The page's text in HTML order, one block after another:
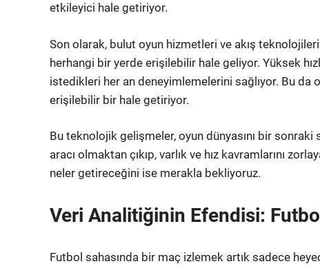
etkileyici hale getiriyor.
Son olarak, bulut oyun hizmetleri ve akış
herhangi bir yerde erişilebilir hale geliyor. Yüksek
istedikleri her an deneyimlemelerini sağlıyor. Bu da
erişilebilir bir hale getiriyor.
Bu teknolojik gelişmeler, oyun dünyasını bir
aracı olmaktan çıkıp, varlık ve hız kavramlarını
neler getireceğini ise merakla bekliyoruz.
Veri Analitiğinin Efendisi:
Futbol sahasında bir maç izlemek artık sadece